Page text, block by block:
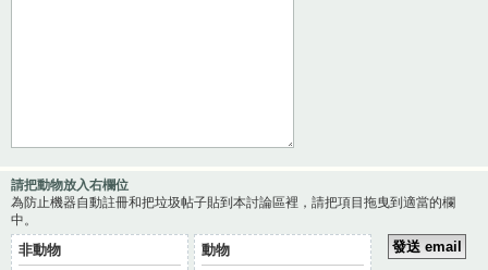
請把動物放入右欄位
為防止機器自動註冊和把垃圾帖子貼到本討論區裡，請把項目拖曳到適當的欄
中。
非動物 動物